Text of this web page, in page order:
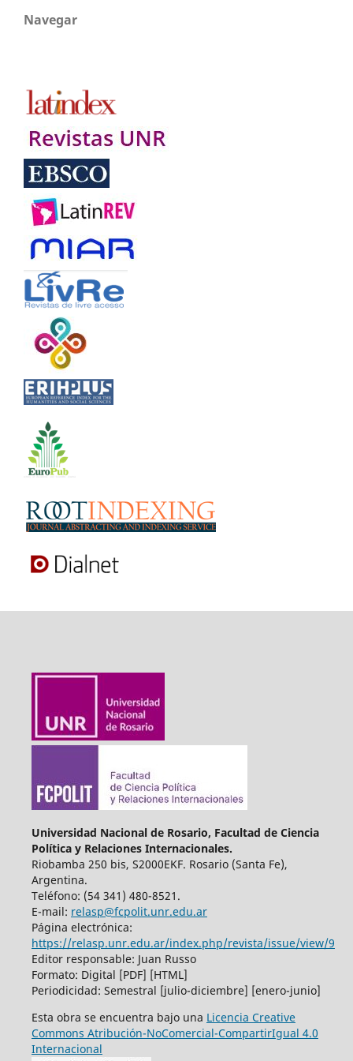
Navegar
Universidad Nacional de Rosario, Facultad de Ciencia
Política y Relaciones Internacionales.
Riobamba 250 bis, S2000EKF. Rosario (Santa Fe),
Argentina.
Teléfono: (54 341) 480-8521.
E-mail: relasp@fcpolit.unr.edu.ar
Página electrónica:
https://relasp.unr.edu.ar/index.php/revista/issue/view/9
Editor responsable: Juan Russo
Formato: Digital [PDF] [HTML]
Periodicidad: Semestral [julio-diciembre] [enero-junio]
Esta obra se encuentra bajo una Licencia Creative
Commons Atribución-NoComercial-CompartirIgual 4.0
Internacional